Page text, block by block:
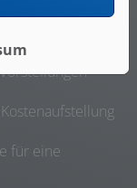
für eine